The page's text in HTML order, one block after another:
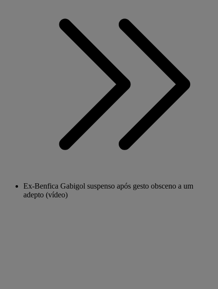
Ex-Benfica Gabigol suspenso após gesto obsceno a um
adepto (vídeo)